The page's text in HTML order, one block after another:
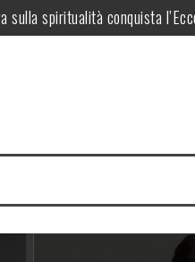
sulla spiritualità conquista
che regala grande visibilità
e Fascino Toscano per il
diventa testimonianza